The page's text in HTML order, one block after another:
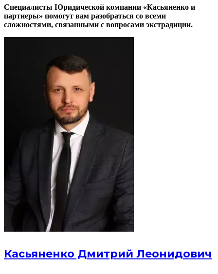
Специалисты Юридической компании «Касьяненко и
партнеры» помогут вам разобраться со всеми
сложностями, связанными с вопросами экстрадиции.
Касьяненко Дмитрий Леонидович